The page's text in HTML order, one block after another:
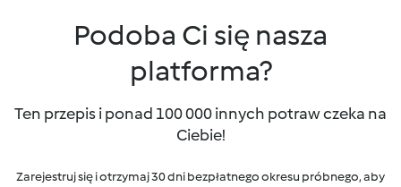
Podoba Ci się nasza
platforma?
Ten przepis i ponad 100 000 innych potraw czeka na
Ciebie!
Zarejestruj się i otrzymaj 30 dni bezpłatnego okresu próbnego, aby